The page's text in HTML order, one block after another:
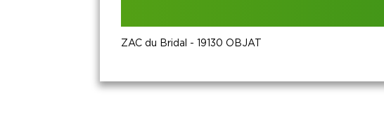
ZAC du Bridal - 19130 OBJAT